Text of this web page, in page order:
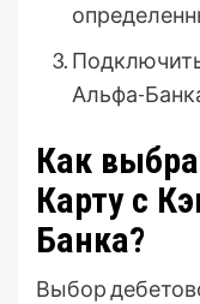
Альфа-
Как
Карту с
Банка?
Выбор